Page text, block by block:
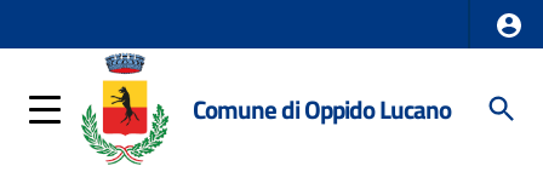
Comune di Oppido Lucano